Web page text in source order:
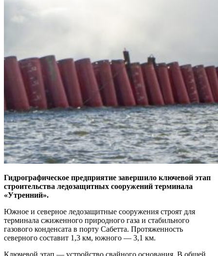
Гидрографическое предприятие завершило ключевой этап
строительства ледозащитных сооружений терминала
«Утренний».
Южное и северное ледозащитные сооружения строят для
терминала сжиженного природного газа и стабильного
газового конденсата в порту Сабетта. Протяженность
северного составит 1,3 км, южного — ​3,1 км.